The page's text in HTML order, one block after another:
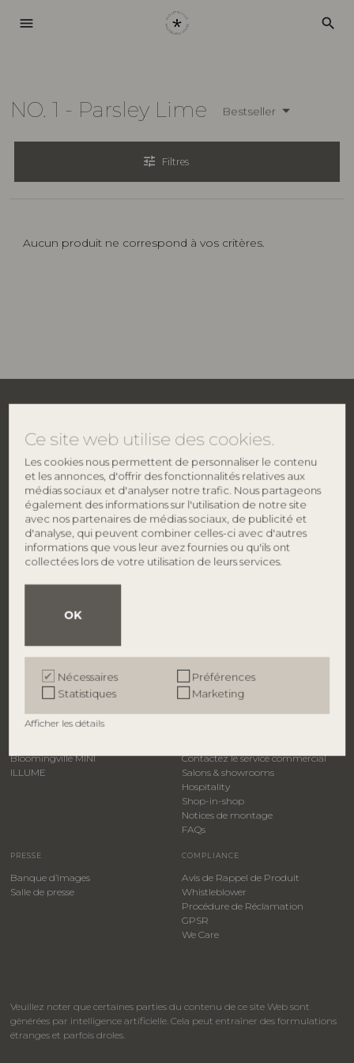
Ce site web utilise des cookies.
Les cookies nous permettent de personnaliser le contenu
et les annonces, d'offrir des fonctionnalités relatives aux
médias sociaux et d'analyser notre trafic. Nous partageons
également des informations sur l'utilisation de notre site
avec nos partenaires de médias sociaux, de publicité et
d'analyse, qui peuvent combiner celles-ci avec d'autres
informations que vous leur avez fournies ou qu'ils ont
collectées lors de votre utilisation de leurs services.
OK
Nécessaires
Préférences
Statistiques
Marketing
Afficher les détails
menu search
NO. 1 - Parsley Lime Bestseller
tune Filtres
Aucun produit ne correspond à vos critères.
CONTACTER
Bloomingville HQ
DK-7430 Ikast
TVA: 27 91 90 81
info@bloomingville.com
À PROPOS DE BLOOMINGVILLE
Bloomingville
Bloomingville MINI
ILLUME
Contactez le service commercial
Salons & showrooms
Hospitality
​Shop-in-shop
Notices de montage
FAQs
PRESSE
Banque d’images
Salle de presse
COMPLIANCE
Avis de Rappel de Produit
Whistleblower
​Procédure de Réclamation
GPSR
We Care
Veuillez noter que certaines parties du contenu de ce site Web sont
générées par intelligence artificielle. Cela peut entraîner des formulations
étranges et parfois droles.